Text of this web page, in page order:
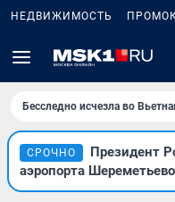
НЕДВИЖИМОСТЬ
Бесследно исчезла во
СРОЧНО
Президент
аэропорта Шереметьево